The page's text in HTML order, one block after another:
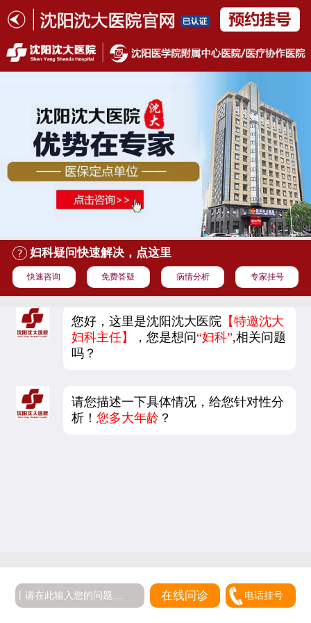
妇科疑问快速解决，点这里
快速咨询 免费答疑 病情分析 专家挂号
您好，这里是沈阳沈大医院 【特邀沈大
妇科主任】
，您是想问“妇科”,相关问题
吗？
请您描述一下具体情况，给您针对性分
析！您多大年龄 ？
在线问诊 电话挂号